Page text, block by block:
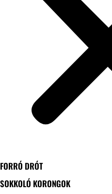
FORRÓ DRÓT
SOKKOLÓ KORONGOK